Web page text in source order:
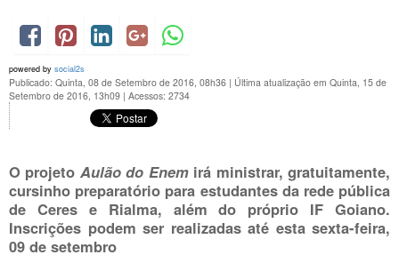
powered by social2s
Publicado: Quinta, 08 de Setembro de 2016, 08h36 | Última atualização em Quinta, 15 de
Setembro de 2016, 13h09 | Acessos: 2734
O projeto Aulão do Enemirá ministrar, gratuitamente,
cursinho preparatório para estudantes da rede pública
de Ceres e Rialma, além do próprio IF Goiano.
Inscrições podem ser realizadas até esta sexta-feira,
09 de setembro